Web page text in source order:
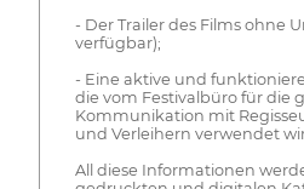
- Der Trailer des Films ohne
verfügbar);
- Eine aktive und
die vom Festivalbüro für die
Kommunikation mit
und Verleihern verwendet
All diese Informationen